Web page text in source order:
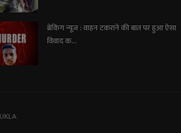
ब्रेकिंग न्यूज़ : वाहन टकराने की बात पर हुआ ऐसा
विवाद क...